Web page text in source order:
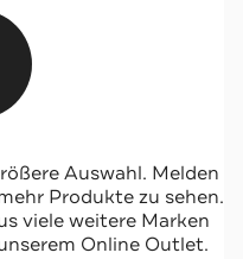
Auswahl. Melden
Produkte zu sehen.
viele weitere Marken
Online Outlet.